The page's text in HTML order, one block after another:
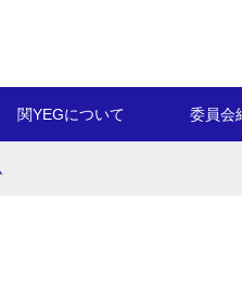
関YEGについて 委員会